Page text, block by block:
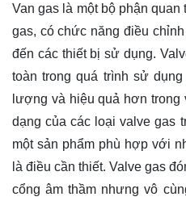
Van gas là một bộ phận
gas, có chức năng điều
đến các thiết bị sử dụng.
toàn trong quá trình sử
lượng và hiệu quả hơn
dạng của các loại valve gas
một sản phẩm phù hợp với
là điều cần thiết. Valve gas
cổng âm thầm nhưng vô